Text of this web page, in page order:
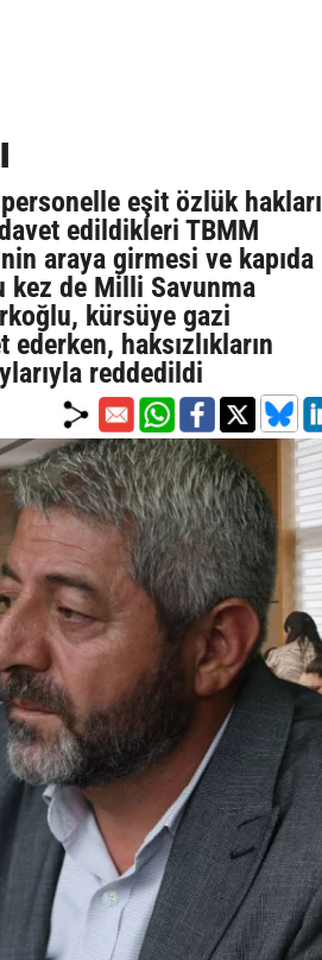
eşit özlük hakları
edildikleri TBMM
araya girmesi ve kapıda
kez de Milli Savunma
kürsüye gazi
haksızlıkların
reddedildi